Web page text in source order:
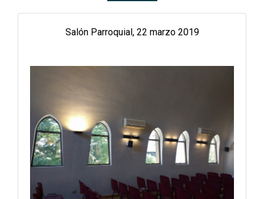
Salón Parroquial, 22 marzo 2019